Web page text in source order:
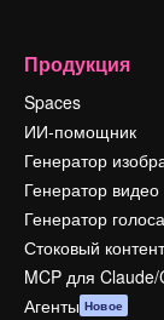
Продукция
Spaces
ИИ-помощник
Генератор
Генератор
Генератор
Стоковый контент
MCP для
Агенты Новое